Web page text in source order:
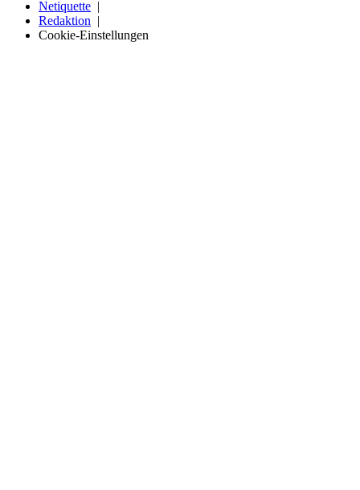
Netiquette
Redaktion
Cookie-Einstellungen